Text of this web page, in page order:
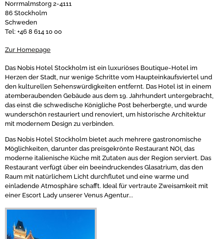
Norrmalmstorg 2-4111
86 Stockholm
Schweden
Tel: +46 8 614 10 00
Zur Homepage
Das Nobis Hotel Stockholm ist ein luxuriöses Boutique-Hotel im
Herzen der Stadt, nur wenige Schritte vom Haupteinkaufsviertel und
den kulturellen Sehenswürdigkeiten entfernt. Das Hotel ist in einem
atemberaubenden Gebäude aus dem 19. Jahrhundert untergebracht,
das einst die schwedische Königliche Post beherbergte, und wurde
wunderschön restauriert und renoviert, um historische Architektur
mit modernem Design zu verbinden.
Das Nobis Hotel Stockholm bietet auch mehrere gastronomische
Möglichkeiten, darunter das preisgekrönte Restaurant NOI, das
moderne italienische Küche mit Zutaten aus der Region serviert. Das
Restaurant verfügt über ein beeindruckendes Glasatrium, das den
Raum mit natürlichem Licht durchflutet und eine warme und
einladende Atmosphäre schafft. Ideal für vertraute Zweisamkeit mit
einer Escort Lady unserer Venus Agentur...